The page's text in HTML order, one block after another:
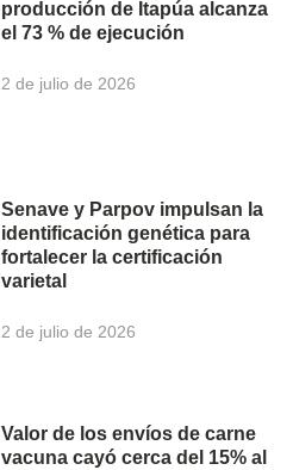
producción de Itapúa alcanza
el 73 % de ejecución
2 de julio de 2026
Senave y Parpov impulsan la
identificación genética para
fortalecer la certificación
varietal
2 de julio de 2026
Valor de los envíos de carne
vacuna cayó cerca del 15% al